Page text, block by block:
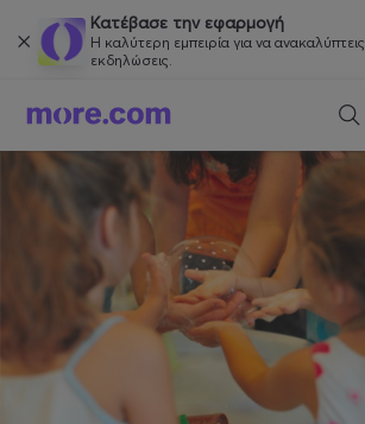
Κατέβασε την εφαρμογή
Η καλύτερη εμπειρία για να ανακαλύπτεις
εκδηλώσεις.